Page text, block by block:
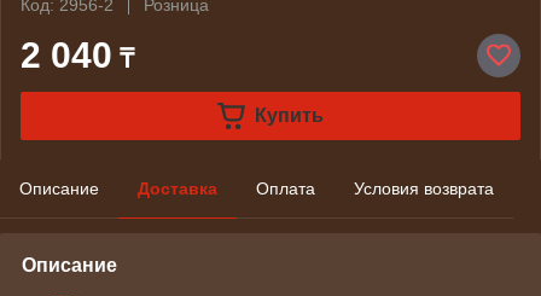
Код: 2956-2
Розница
2 040 ₸
Купить
Описание Доставка Оплата Условия возврата
Описание